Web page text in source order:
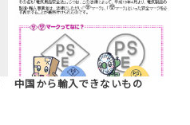
中国から輸入できないもの